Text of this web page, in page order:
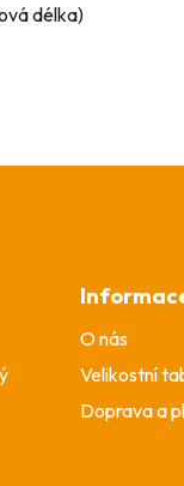
délka)
O nás
Velikostní
Doprava a